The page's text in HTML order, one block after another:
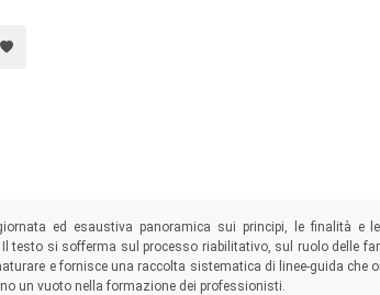
sulla storia della performance occupazionale
ed esaustiva panoramica sui principi, le finalità e
testo si sofferma sul processo riabilitativo, sul ruolo delle
e fornisce una raccolta sistematica di linee-guida che
un vuoto nella formazione dei professionisti.